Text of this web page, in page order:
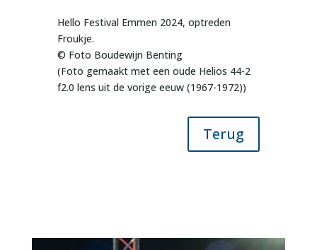
Hello Festival Emmen 2024, optreden
Froukje.
© Foto Boudewijn Benting
(Foto gemaakt met een oude Helios 44-2
f2.0 lens uit de vorige eeuw (1967-1972))
Terug